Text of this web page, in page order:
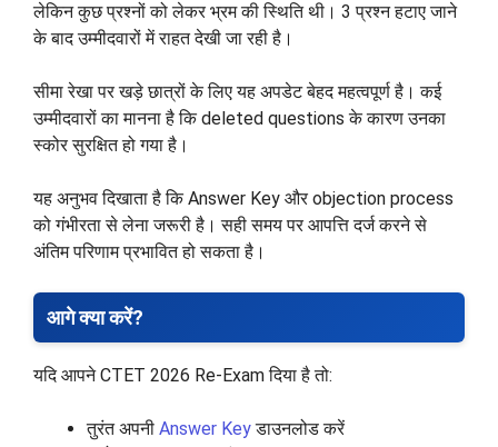
लेकिन कुछ प्रश्नों को लेकर भ्रम की स्थिति थी। 3 प्रश्न हटाए जाने
के बाद उम्मीदवारों में राहत देखी जा रही है।
सीमा रेखा पर खड़े छात्रों के लिए यह अपडेट बेहद महत्वपूर्ण है। कई
उम्मीदवारों का मानना है कि deleted questions के कारण उनका
स्कोर सुरक्षित हो गया है।
यह अनुभव दिखाता है कि Answer Key और objection process
को गंभीरता से लेना जरूरी है। सही समय पर आपत्ति दर्ज करने से
अंतिम परिणाम प्रभावित हो सकता है।
आगे क्या करें?
यदि आपने CTET 2026 Re-Exam दिया है तो:
तुरंत अपनी Answer Keyडाउनलोड करें